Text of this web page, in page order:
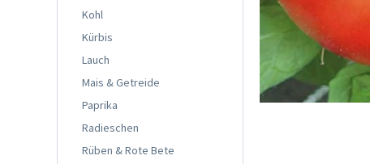
Kohl
Kürbis
Lauch
Mais & Getreide
Paprika
Radieschen
Rüben & Rote Bete